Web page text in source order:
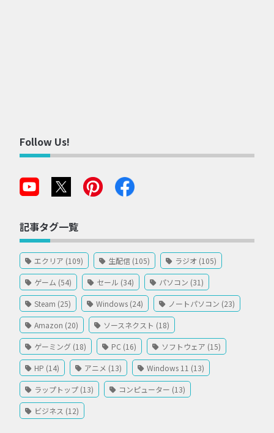
Follow Us!
記事タグ一覧
エクリア (109) 生配信 (105) ラジオ (105)
ゲーム (54) セール (34) パソコン (31)
Steam (25) Windows (24) ノートパソコン (23)
Amazon (20) ソースネクスト (18)
ゲーミング (18) PC (16) ソフトウェア (15)
HP (14) アニメ (13) Windows 11 (13)
ラップトップ (13) コンピューター (13)
ビジネス (12)